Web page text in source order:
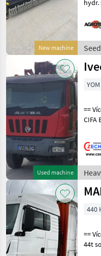
New machine
hydr.
mit
Used machine
==
CIFA
2005, najeto 253.902 km,
ID
Iveco
440
==
44t